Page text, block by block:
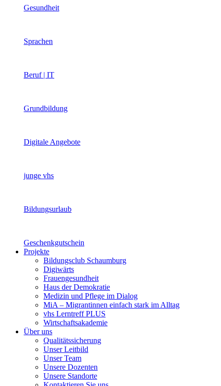
Gesundheit
Sprachen
Beruf | IT
Grundbildung
Digitale Angebote
junge vhs
Bildungsurlaub
Geschenkgutschein
Projekte
Bildungsclub Schaumburg
Digiwärts
Frauengesundheit
Haus der Demokratie
Medizin und Pflege im Dialog
MiA – Migrantinnen einfach stark im Alltag
vhs Lerntreff PLUS
Wirtschaftsakademie
Über uns
Qualitätssicherung
Unser Leitbild
Unser Team
Unsere Dozenten
Unsere Standorte